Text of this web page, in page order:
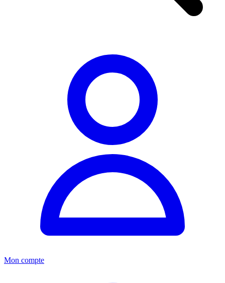
Mon compte